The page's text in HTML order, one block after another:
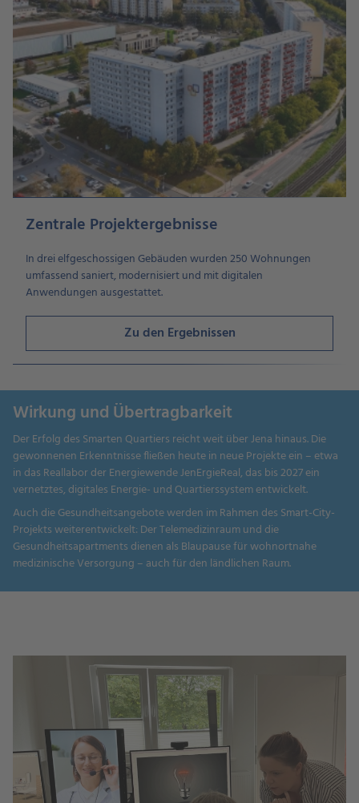
Zentrale Projektergebnisse
In drei elfgeschossigen Gebäuden wurden 250 Wohnungen
umfassend saniert, modernisiert und mit digitalen
Anwendungen ausgestattet.
Zu den Ergebnissen
Wirkung und Übertragbarkeit
Der Erfolg des Smarten Quartiers reicht weit über Jena hinaus. Die
gewonnenen Erkenntnisse fließen heute in neue Projekte ein – etwa
in das Reallabor der Energiewende JenErgieReal, das bis 2027 ein
vernetztes, digitales Energie- und Quartierssystem entwickelt.
Auch die Gesundheitsangebote werden im Rahmen des Smart-City-
Projekts weiterentwickelt: Der Telemedizinraum und die
Gesundheitsapartments dienen als Blaupause für wohnortnahe
medizinische Versorgung – auch für den ländlichen Raum.